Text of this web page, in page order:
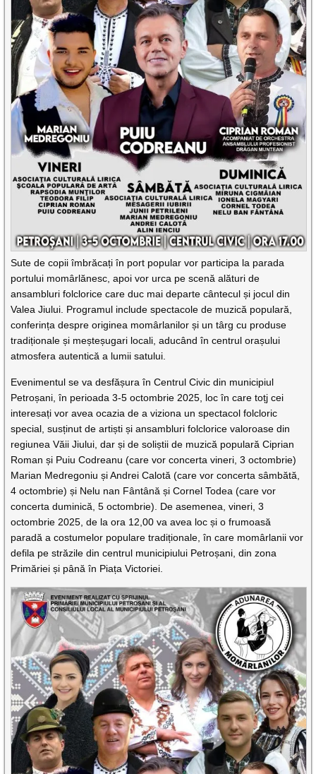
Sute de copii îmbrăcați în port popular vor participa la parada
portului momârlănesc, apoi vor urca pe scenă alături de
ansambluri folclorice care duc mai departe cântecul și jocul din
Valea Jiului. Programul include spectacole de muzică populară,
conferința despre originea momârlanilor și un târg cu produse
tradiționale și meșteșugari locali, aducând în centrul orașului
atmosfera autentică a lumii satului.
Evenimentul se va desfășura în Centrul Civic din municipiul
Petroșani, în perioada 3-5 octombrie 2025, loc în care toțj cei
interesați vor avea ocazia de a viziona un spectacol folcloric
special, susținut de artiști și ansambluri folclorice valoroase din
regiunea Văii Jiului, dar și de soliștii de muzică populară Ciprian
Roman și Puiu Codreanu (care vor concerta vineri, 3 octombrie)
Marian Medregoniu și Andrei Calotă (care vor concerta sâmbătă,
4 octombrie) și Nelu nan Fântână și Cornel Todea (care vor
concerta duminică, 5 octombrie). De asemenea, vineri, 3
octombrie 2025, de la ora 12,00 va avea loc și o frumoasă
paradă a costumelor populare tradiționale, în care momârlanii vor
defila pe străzile din centrul municipiului Petroșani, din zona
Primăriei și până în Piața Victoriei.